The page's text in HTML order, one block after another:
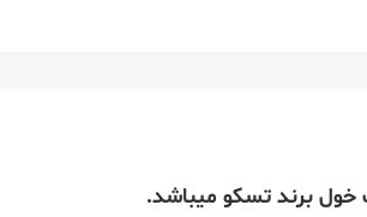
تسکو میباشد.